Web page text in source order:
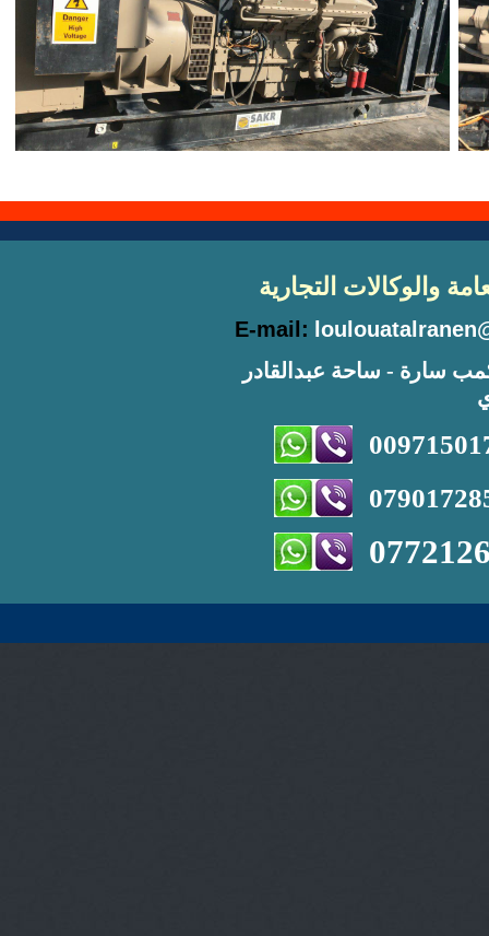
والوكالات التجارية
E-mail:
شارع 52 - مدخل كمب سارة - ساحة عبدالقادر